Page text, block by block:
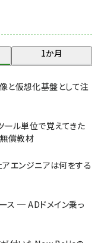
1か月
と仮想化基盤として注
ール単位で覚えてきた
償教材
アエンジニアは何をする
ス ─ ADドメイン乗っ